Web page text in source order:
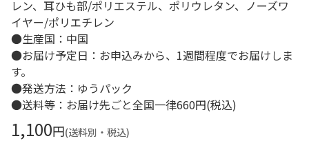
レン、耳ひも部/ポリエステル、ポリウレタン、ノーズワ
イヤー/ポリエチレン
●生産国：中国
●お届け予定日：お申込みから、1週間程度でお届けしま
す。
●発送方法：ゆうパック
●送料等：お届け先ごと全国一律660円(税込)
1,100円(送料別・税込)